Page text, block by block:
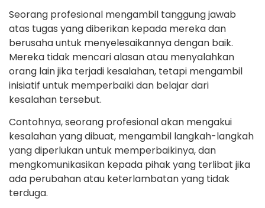
Seorang profesional mengambil tanggung jawab
atas tugas yang diberikan kepada mereka dan
berusaha untuk menyelesaikannya dengan baik.
Mereka tidak mencari alasan atau menyalahkan
orang lain jika terjadi kesalahan, tetapi mengambil
inisiatif untuk memperbaiki dan belajar dari
kesalahan tersebut.
Contohnya, seorang profesional akan mengakui
kesalahan yang dibuat, mengambil langkah-langkah
yang diperlukan untuk memperbaikinya, dan
mengkomunikasikan kepada pihak yang terlibat jika
ada perubahan atau keterlambatan yang tidak
terduga.